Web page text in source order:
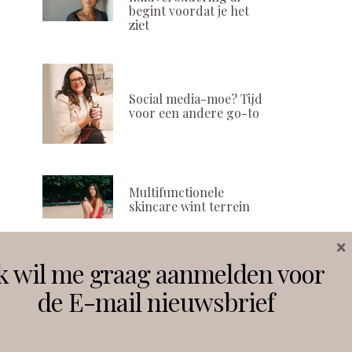
begint voordat je het
ziet
Social media-moe? Tijd
voor een andere go-to
Multifunctionele
skincare wint terrein
Volg ons
wil me graag aanmelden voor
de E-mail nieuwsbrief
×